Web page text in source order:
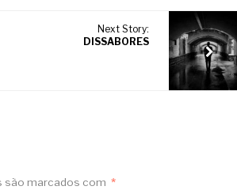
Next Story:
DISSABORES
são marcados com *